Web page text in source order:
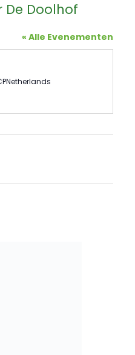
Doolhof
« Alle Evenementen
Netherlands